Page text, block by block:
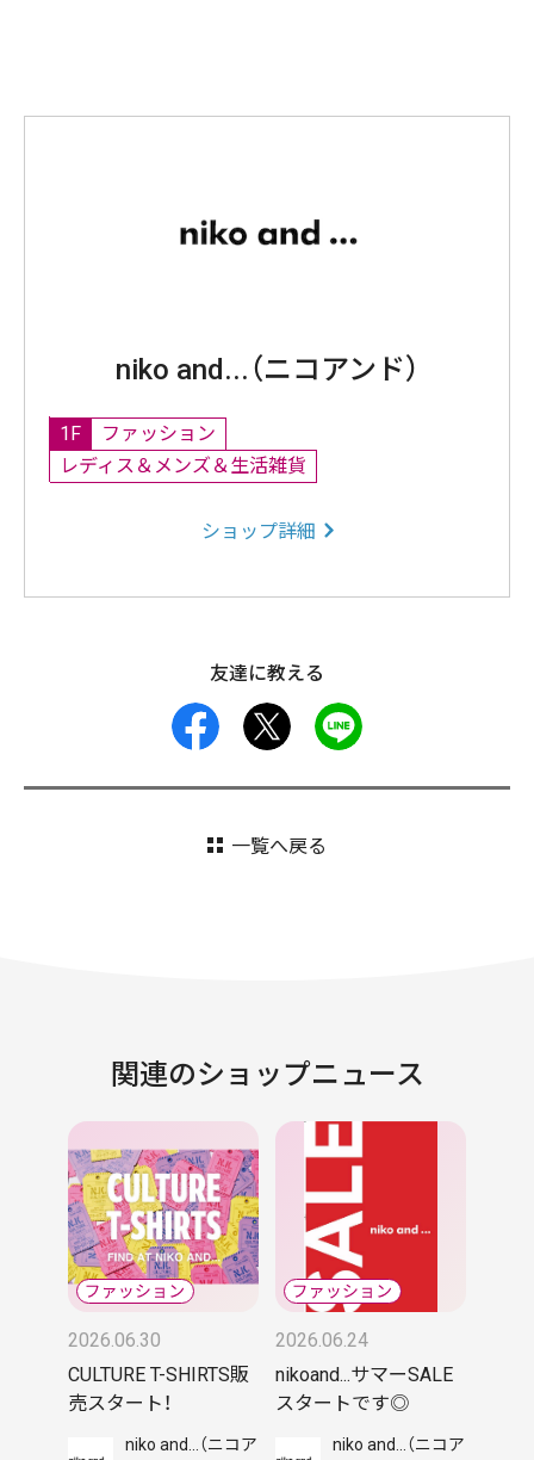
niko and...（ニコアンド）
1F
ファッション
レディス＆メンズ＆生活雑貨
ショップ詳細
友達に教える
facebook
一覧へ戻る
関連のショップニュース
2026.06.30
CULTURE T-SHIRTS販
売スタート！
niko and...（ニコア
2026.06.24
nikoand...サマーSALE
スタートです◎
niko and...（ニコア